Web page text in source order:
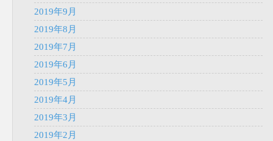
2019年9月
2019年8月
2019年7月
2019年6月
2019年5月
2019年4月
2019年3月
2019年2月